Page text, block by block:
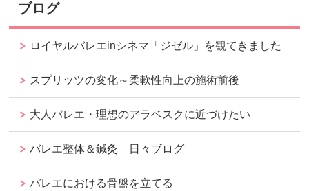
ブログ
ロイヤルバレエinシネマ「ジゼル」を観てきました
スプリッツの変化～柔軟性向上の施術前後
大人バレエ・理想のアラベスクに近づけたい
バレエ整体＆鍼灸 日々ブログ
バレエにおける骨盤を立てる